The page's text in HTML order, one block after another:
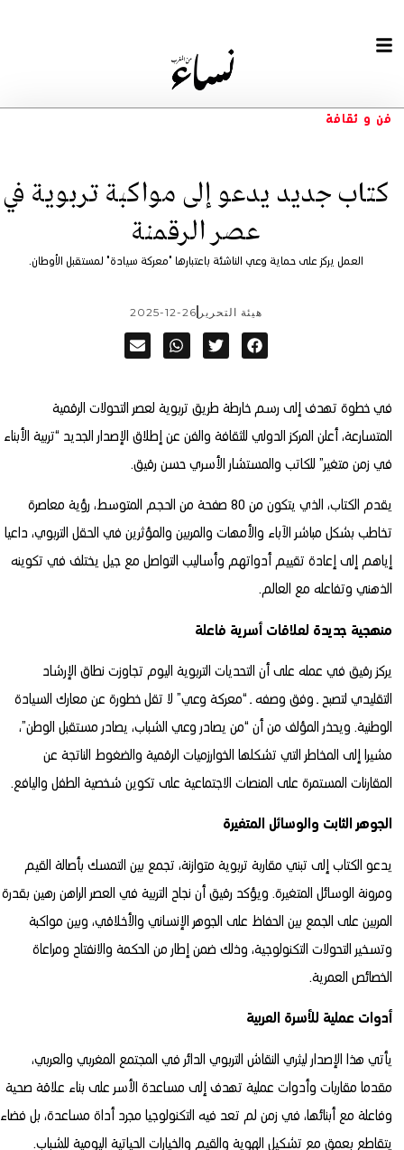
فن و ثقافة
كتاب جديد يدعو إلى مواكبة تربوية في
عصر الرقمنة
العمل يركز على حماية وعي الناشئة باعتبارها "معركة سيادة" لمستقبل الأوطان.
هيئة التحرير 2025-12-26
في خطوة تهدف إلى رسم خارطة طريق تربوية لعصر التحولات الرقمية
المتسارعة، أعلن المركز الدولي للثقافة والفن عن إطلاق الإصدار الجديد “تربية الأبناء
في زمن متغير” للكاتب والمستشار الأسري حسن رقيق.
يقدم الكتاب، الذي يتكون من 80 صفحة من الحجم المتوسط، رؤية معاصرة
تخاطب بشكل مباشر الآباء والأمهات والمربين والمؤثرين في الحقل التربوي، داعيا
إياهم إلى إعادة تقييم أدواتهم وأساليب التواصل مع جيل يختلف في تكوينه
الذهني وتفاعله مع العالم.
منهجية جديدة لعلاقات أسرية فاعلة
يركز رقيق في عمله على أن التحديات التربوية اليوم تجاوزت نطاق الإرشاد
التقليدي لتصبح ـ وفق وصفه ـ “معركة وعي” لا تقل خطورة عن معارك السيادة
الوطنية. ويحذر المؤلف من أن “من يصادر وعي الشباب، يصادر مستقبل الوطن”،
مشيرا إلى المخاطر التي تشكلها الخوارزميات الرقمية والضغوط الناتجة عن
المقارنات المستمرة على المنصات الاجتماعية على تكوين شخصية الطفل واليافع.
الجوهر الثابت والوسائل المتغيرة
يدعو الكتاب إلى تبني مقاربة تربوية متوازنة، تجمع بين التمسك بأصالة القيم
ومرونة الوسائل المتغيرة. ويؤكد رقيق أن نجاح التربية في العصر الراهن رهين بقدرة
المربين على الجمع بين الحفاظ على الجوهر الإنساني والأخلاقي، وبين مواكبة
وتسخير التحولات التكنولوجية، وذلك ضمن إطار من الحكمة والانفتاح ومراعاة
الخصائص العمرية.
أدوات عملية للأسرة العربية
يأتي هذا الإصدار ليثري النقاش التربوي الدائر في المجتمع المغربي والعربي،
مقدما مقاربات وأدوات عملية تهدف إلى مساعدة الأسر على بناء علاقة صحية
وفاعلة مع أبنائها، في زمن لم تعد فيه التكنولوجيا مجرد أداة مساعدة، بل فضاء
يتقاطع بعمق مع تشكيل الهوية والقيم والخيارات الحياتية اليومية للشباب.